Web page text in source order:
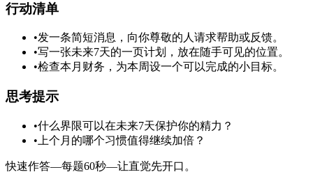
行动清单
•发一条简短消息，向你尊敬的人请求帮助或反馈。
•写一张未来7天的一页计划，放在随手可见的位置。
•检查本月财务，为本周设一个可以完成的小目标。
思考提示
•什么界限可以在未来7天保护你的精力？
• 上个月的哪个习惯值得继续加倍？
快速作答—每题60秒—让直觉先开口。